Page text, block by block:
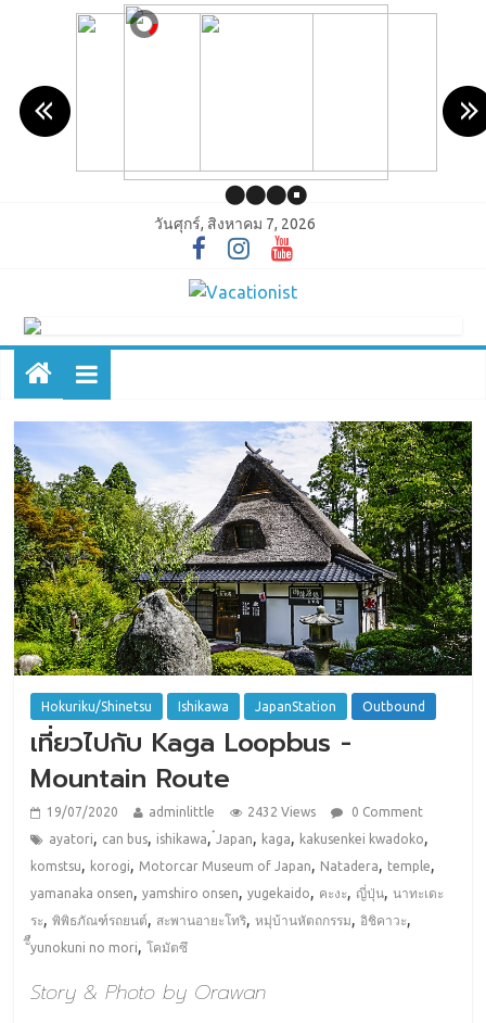
วันศุกร์, สิงหาคม 7, 2026
Hokuriku/Shinetsu Ishikawa JapanStation Outbound
เที่ยวไปกับ Kaga Loopbus -
Mountain Route
19/07/2020 adminlittle 2432 Views
0 Comment
ayatori, can bus, ishikawa,๋Japan, kaga, kakusenkei kwadoko,
komstsu, korogi, Motorcar Museum of Japan, Natadera, temple,
yamanaka onsen,yamshiro onsen,yugekaido, คะงะ, ญี่ปุ่น,นาทะเดะ
ระ,พิพิธภัณฑ์รถยนต์, สะพานอายะโทริ,หมุ่บ้านหัตถกรรม,อิชิคาวะ,
ัีืyunokuni no mori,โคมัตซึ
Story & Photo by Orawan